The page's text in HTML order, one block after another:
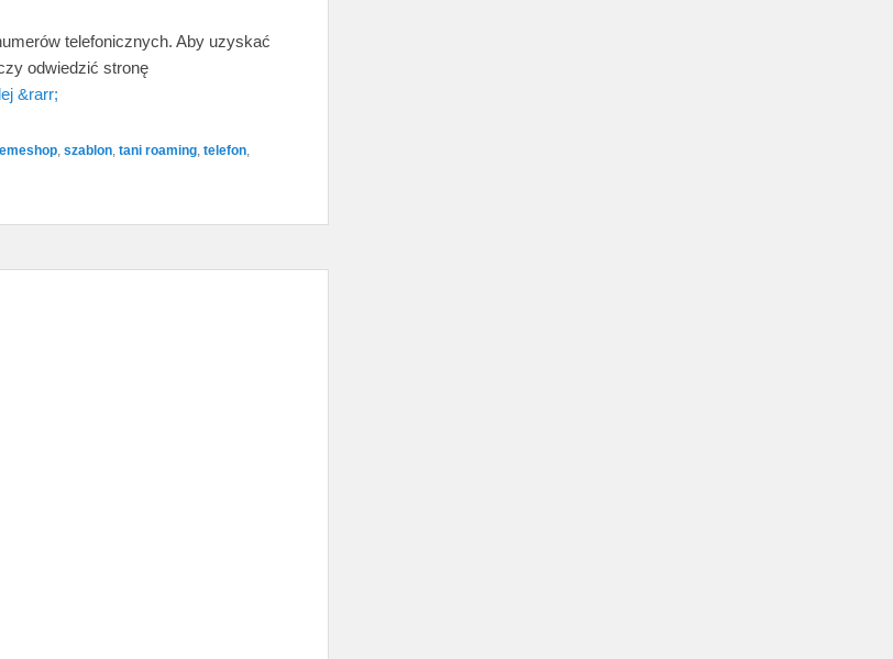
telefonicznych. Aby uzyskać
odwiedzić stronę
&rarr;
, szablon, tani roaming, telefon,